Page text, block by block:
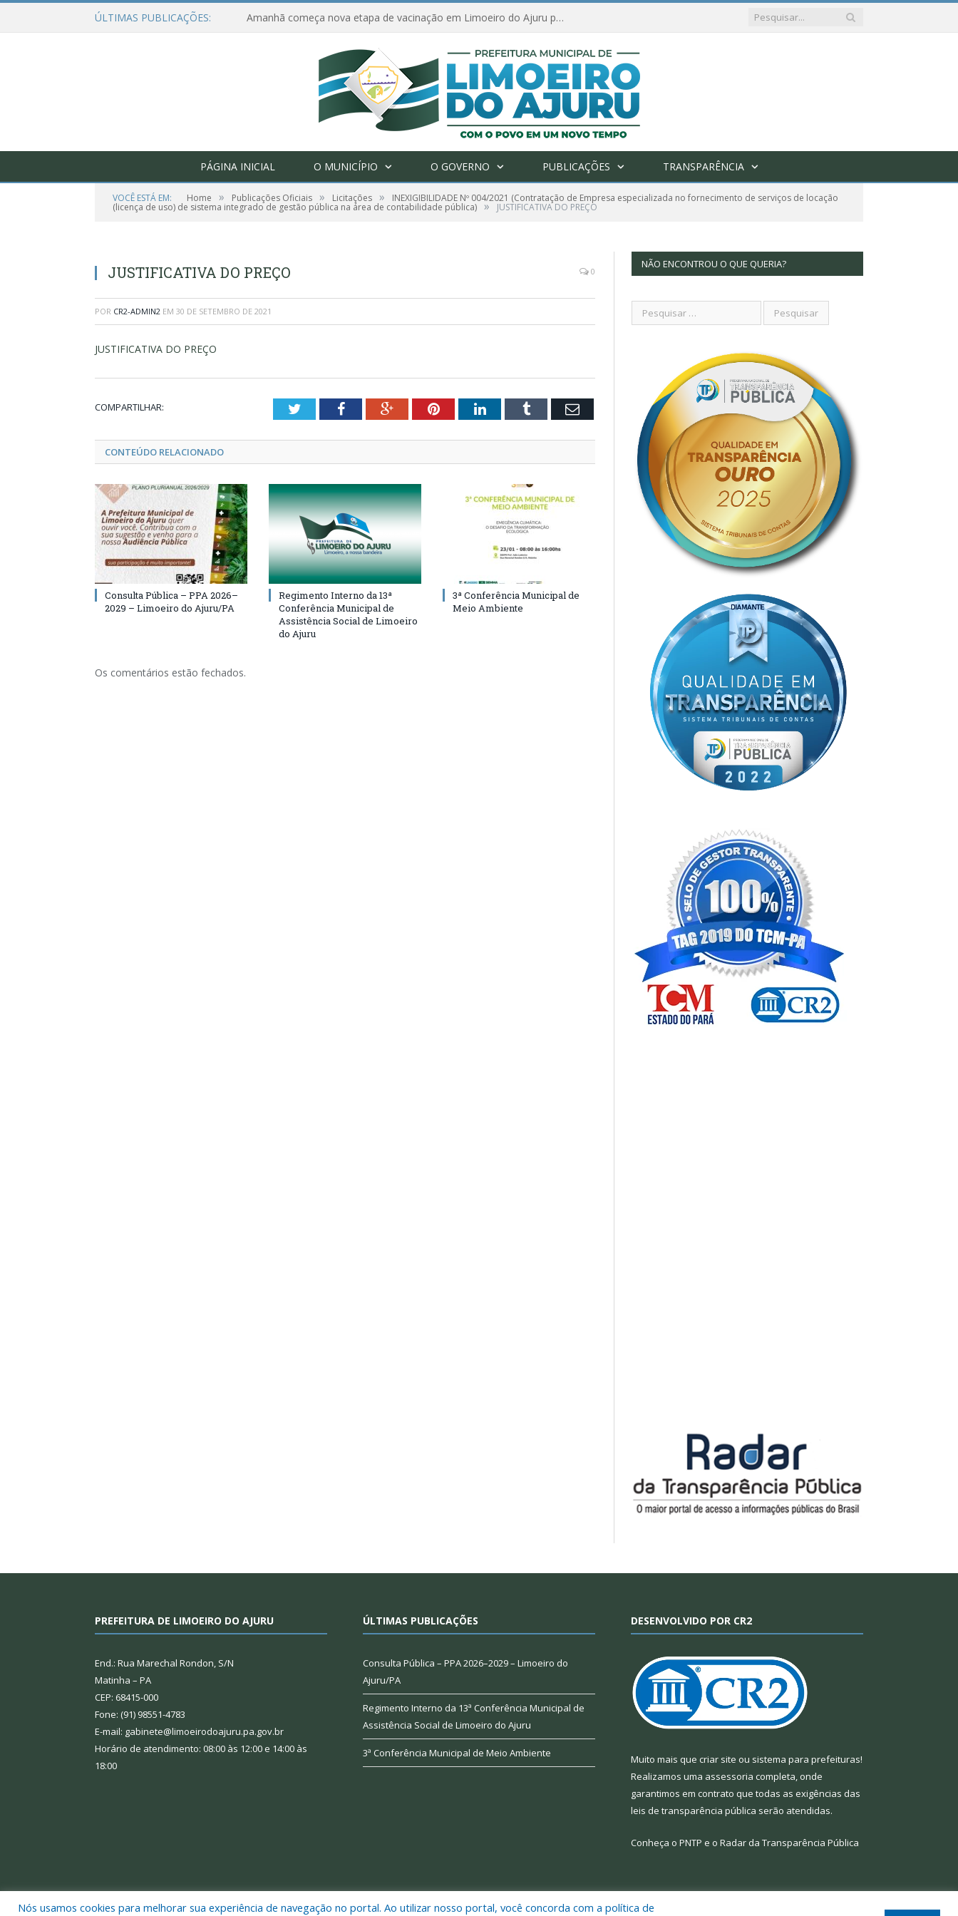
ÚLTIMAS PUBLICAÇÕES: Amanhã começa nova etapa de vacinação em Limoeiro do Ajuru para idosos com 65 ou mais
PÁGINA INICIAL O MUNICÍPIO O GOVERNO PUBLICAÇÕES TRANSPARÊNCIA
VOCÊ ESTÁ EM: Home » Publicações Oficiais » Licitações » INEXIGIBILIDADE Nº 004/2021 (Contratação de Empresa especializada no fornecimento de serviços de locação
(licença de uso) de sistema integrado de gestão pública na área de contabilidade pública) » JUSTIFICATIVA DO PREÇO
JUSTIFICATIVA DO PREÇO 0
POR CR2-ADMIN2 EM 30 DE SETEMBRO DE 2021
JUSTIFICATIVA DO PREÇO
COMPARTILHAR: TwitterFacebookGoogle+PinterestLinkedInTumblr Email
CONTEÚDO RELACIONADO
Consulta Pública – PPA 2026–
2029 – Limoeiro do Ajuru/PA
Regimento Interno da 13ª
Conferência Municipal de
Assistência Social de Limoeiro
do Ajuru
3ª Conferência Municipal de
Meio Ambiente
Os comentários estão fechados.
NÃO ENCONTROU O QUE QUERIA?
PREFEITURA DE LIMOEIRO DO AJURU
End.: Rua Marechal Rondon, S/N
Matinha – PA
CEP: 68415-000
Fone: (91) 98551-4783
E-mail: gabinete@limoeirodoajuru.pa.gov.br
Horário de atendimento: 08:00 às 12:00 e 14:00 às
18:00
ÚLTIMAS PUBLICAÇÕES
Consulta Pública – PPA 2026–2029 – Limoeiro do
Ajuru/PA
Regimento Interno da 13ª Conferência Municipal de
Assistência Social de Limoeiro do Ajuru
3ª Conferência Municipal de Meio Ambiente
DESENVOLVIDO POR CR2
Muito mais que criar site ou sistema para prefeituras!
Realizamos uma assessoria completa, onde
garantimos em contrato que todas as exigências das
leis de transparência pública serão atendidas.
Conheça o PNTP e o Radar da Transparência Pública
Nós usamos cookies para melhorar sua experiência de navegação no portal. Ao utilizar nosso portal, você concorda com a política de